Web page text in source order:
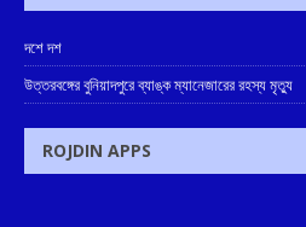
দশে দশ
উত্তরবঙ্গের বুনিয়াদপুরে ব্যাঙ্ক ম্যানেজারের রহস্য মৃত্যু
ROJDIN APPS